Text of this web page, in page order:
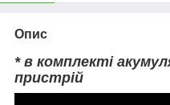
Опис
* в комплекті
пристрій